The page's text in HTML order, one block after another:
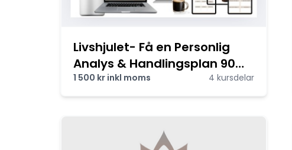
Livshjulet- Få en Personlig
Analys & Handlingsplan 90
min
1 500 kr inkl moms 4 kursdelar